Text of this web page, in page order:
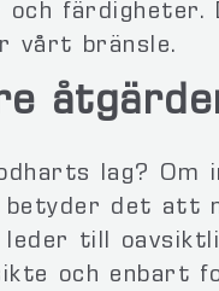
och färdigheter.
vårt bränsle.
lag? Om
betyder det
till
och enbart